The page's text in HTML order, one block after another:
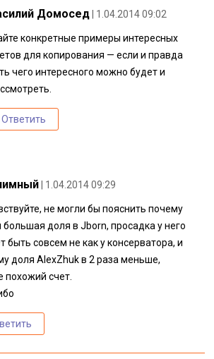
Домосед | 1.04.2014 09:02
конкретные примеры интересных
для копирования — если и правда
чего интересного можно будет и
Ответить
| 1.04.2014 09:29
не могли бы пояснить почему
большая доля в Jborn, просадка у него
быть совсем не как у консерватора, и
доля AlexZhuk в 2 раза меньше,
похожий счет.